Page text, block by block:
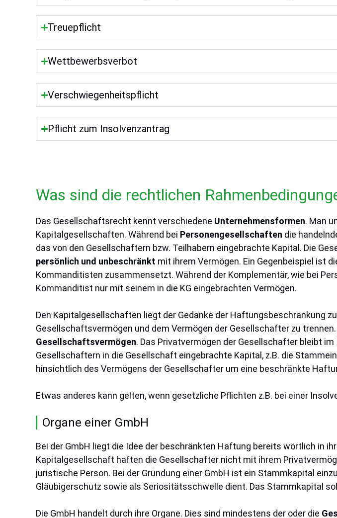
Treuepflicht
Wettbewerbsverbot
Verschwiegenheitspflicht
Pflicht zum Insolvenzantrag
Was sind die rechtlichen
Das Gesellschaftsrecht kennt verschiedene Unternehmensformen. Man
Kapitalgesellschaften. Während bei Personengesellschaften die
das von den Gesellschaftern bzw. Teilhabern eingebrachte Kapital. Die
persönlich und unbeschränkt mit ihrem Vermögen. Ein Gegenbeispiel ist
Kommanditisten zusammensetzt. Während der Komplementär, wie bei
Kommanditist nur mit seinem in die KG eingebrachten Vermögen.
Den Kapitalgesellschaften liegt der Gedanke der Haftungsbeschränkung
Gesellschaftsvermögen und dem Vermögen der Gesellschafter zu
Gesellschaftsvermögen. Das Privatvermögen der Gesellschafter bleibt
Gesellschaftern in die Gesellschaft eingebrachte Kapital, z.B. die
hinsichtlich des Vermögens der Gesellschafter um eine beschränkte
Etwas anderes kann gelten, wenn gesetzliche Pflichten z.B. bei einer
Organe einer GmbH
Bei der GmbH liegt die Idee der beschränkten Haftung bereits wörtlich in
Kapitalgesellschaft haften die Gesellschafter nicht mit ihrem
juristische Person. Bei der Gründung einer GmbH ist ein Stammkapital
Gläubigerschutz sowie als Seriositätsschwelle dient. Das Stammkapital
Die GmbH handelt durch ihre Organe. Dies sind mindestens der oder die